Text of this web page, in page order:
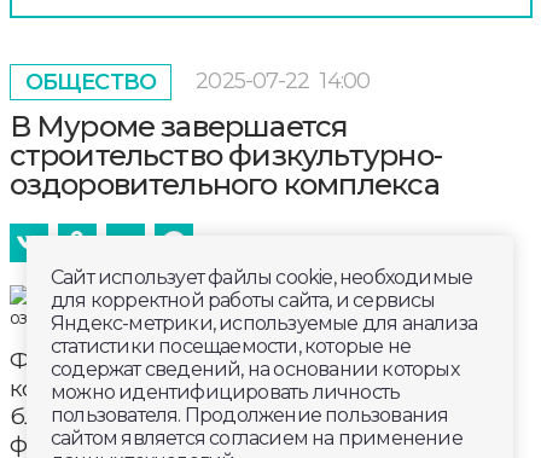
ОБЩЕСТВО 2025-07-22 14:00
В Муроме завершается
строительство физкультурно-
оздоровительного комплекса
ФОК – это не только про спорт, но и про
комфортную городскую среду. В округе
близится к завершению строительство
физкультурно-оздоровительного комплекса.
Сайт использует файлы cookie, необходимые
для корректной работы сайта, и сервисы
Яндекс-метрики, используемые для анализа
статистики посещаемости, которые не
содержат сведений, на основании которых
можно идентифицировать личность
пользователя. Продолжение пользования
сайтом является согласием на применение